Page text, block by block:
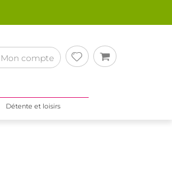
Mon compte
Détente et loisirs